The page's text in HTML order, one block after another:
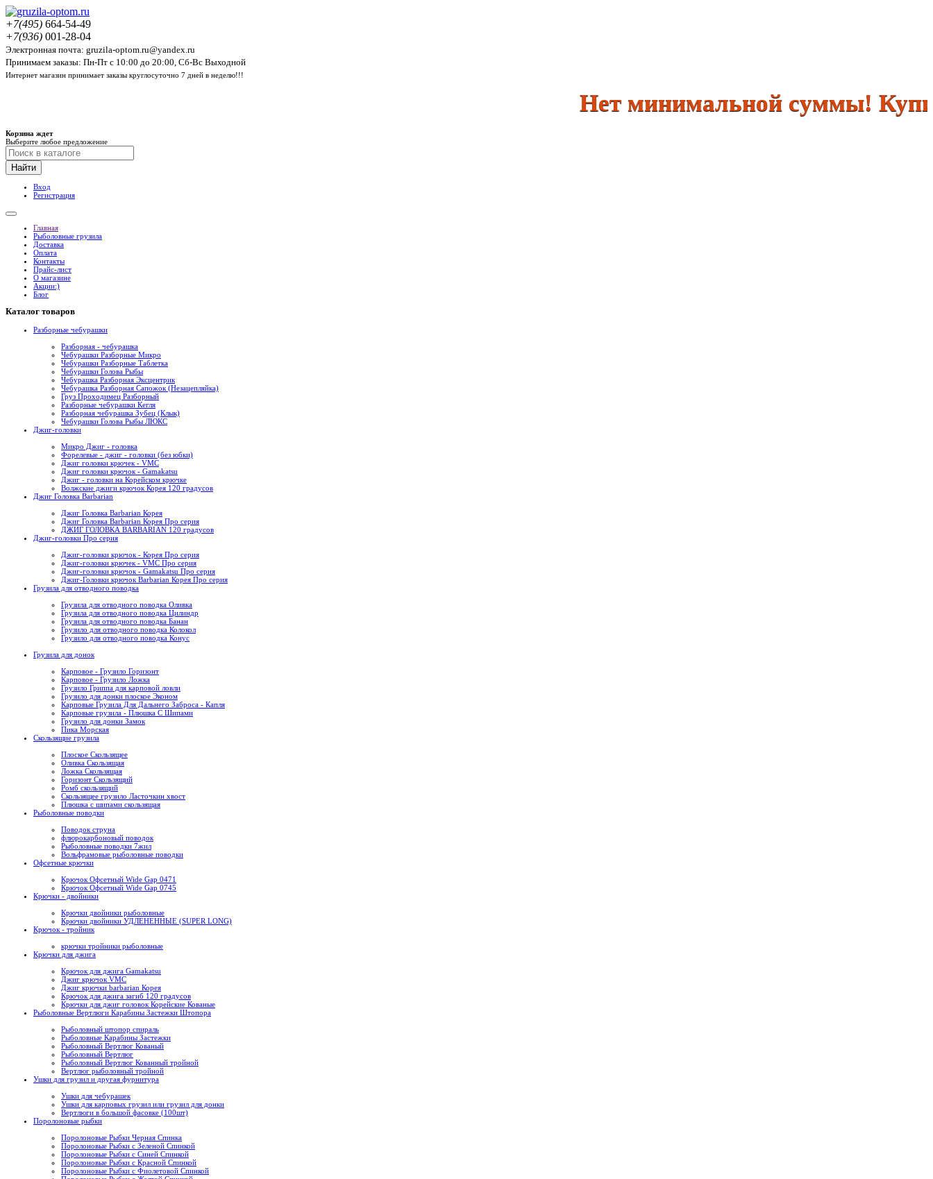
+7(495) 664-54-49
+7(936) 001-28-04
Электронная почта: gruzila-optom.ru@yandex.ru
Принимаем заказы: Пн-Пт с 10:00 до 20:00, Сб-Вс Выходной
Интернет магазин принимает заказы круглосуточно 7 дней в неделю!!!
Нет минимальной суммы!
Корзина ждет
Выберите любое предложение
Найти
Вход
Регистрация
Главная
Рыболовные грузила
Доставка
Оплата
Контакты
Прайс-лист
О магазине
Акции:)
Блог
Каталог товаров
Разборные чебурашки
Разборная - чебурашка
Чебурашки Разборные Микро
Чебурашки Разборные Таблетка
Чебурашки Голова Рыбы
Чебурашка Разборная Эксцентрик
Чебурашка Разборная Сапожок (Незацепляйка)
Груз Проходимец Разборный
Разборные чебурашки Кегля
Разборная чебурашка Зубец (Клык)
Чебурашки Голова Рыбы ЛЮКС
Джиг-головки
Микро Джиг - головка
Форелевые - джиг - головки (без юбки)
Джиг головки крючек - VMC
Джиг головки крючок - Gamakatsu
Джиг - головки на Корейском крючке
Волжские джиги крючок Корея 120 градусов
Джиг Головка Barbarian
Джиг Головка Barbarian Корея
Джиг Головка Barbarian Корея Про серия
ДЖИГ ГОЛОВКА BARBARIAN 120 градусов
Джиг-головки Про серия
Джиг-головки крючок - Корея Про серия
Джиг-головки крючек - VMC Про серия
Джиг-головки крючок - Gamakatsu Про серия
Джиг-Головки крючок Barbarian Корея Про серия
Грузила для отводного поводка
Грузила для отводного поводка Оливка
Грузила для отводного поводка Цилиндр
Грузила для отводного поводка Банан
Грузило для отводного поводка Колокол
Грузило для отводного поводка Конус
Грузила для донок
Карповое - Грузило Горизонт
Карповое - Грузило Ложка
Грузило Гриппа для карповой ловли
Грузило для донки плоское Эконом
Карповые Грузила Для Дальнего Заброса - Капля
Карповые грузила - Плюшка С Шипами
Грузило для донки Замок
Пика Морская
Скользящие грузила
Плоское Скользящее
Оливка Скользящая
Ложка Скользящая
Горизонт Скользящий
Ромб скользящий
Скользящее грузило Ласточкин хвост
Плюшка с шипами скользящая
Рыболовные поводки
Поводок струна
флюрокарбоновый поводок
Рыболовные поводки 7жил
Вольфрамовые рыболовные поводки
Офсетные крючки
Крючок Офсетный Wide Gap 0471
Крючок Офсетный Wide Gap 0745
Крючки - двойники
Крючки двойники рыболовные
Крючки двойники УДЛЕНЕННЫЕ (SUPER LONG)
Крючок - тройник
крючки тройники рыболовные
Крючки для джига
Крючок для джига Gamakatsu
Джиг крючок VMC
Джиг крючки barbarian Корея
Крючок для джига загиб 120 градусов
Крючки для джиг головок Корейские Кованые
Рыболовные Вертлюги Карабины Застежки Штопора
Рыболовный штопор спираль
Рыболовные Карабины Застежки
Рыболовный Вертлюг Кованый
Рыболовный Вертлюг
Рыболовный Вертлюг Кованный тройной
Вертлюг рыболовный тройной
Ушки для грузил и другая фурнитура
Ушки для чебурашек
Ушки для карповых грузил или грузил для донки
Вертлюги в большой фасовке (100шт)
Поролоновые рыбки
Поролоновые Рыбки Черная Спинка
Поролоновые Рыбки с Зеленой Спинкой
Поролоновые Рыбки с Синей Спинкой
Поролоновые Рыбки с Красной Спинкой
Поролоновые Рыбки с Фиолетовой Спинкой